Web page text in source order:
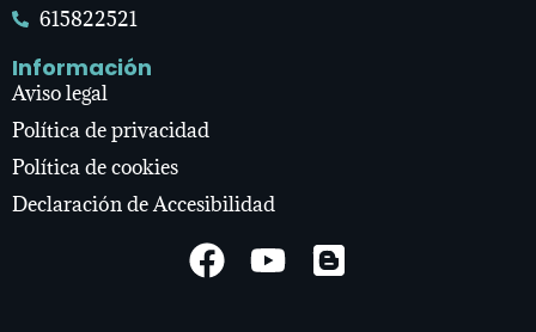
615822521
Información
Aviso legal
Política de privacidad
Política de cookies
Declaración de Accesibilidad